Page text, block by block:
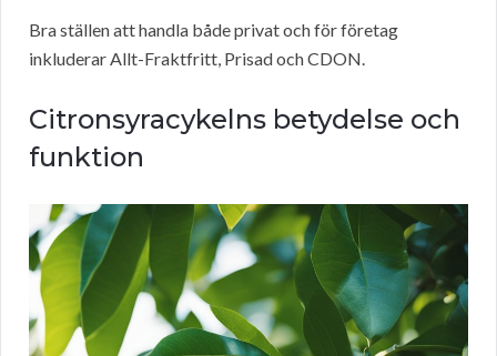
Bra ställen att handla både privat och för företag
inkluderar Allt-Fraktfritt, Prisad och CDON.
Citronsyracykelns betydelse och
funktion